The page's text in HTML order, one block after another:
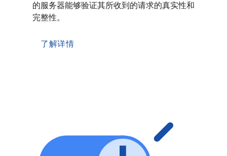
的服务器能够验证其所收到的请求的真实性和
完整性。
了解详情